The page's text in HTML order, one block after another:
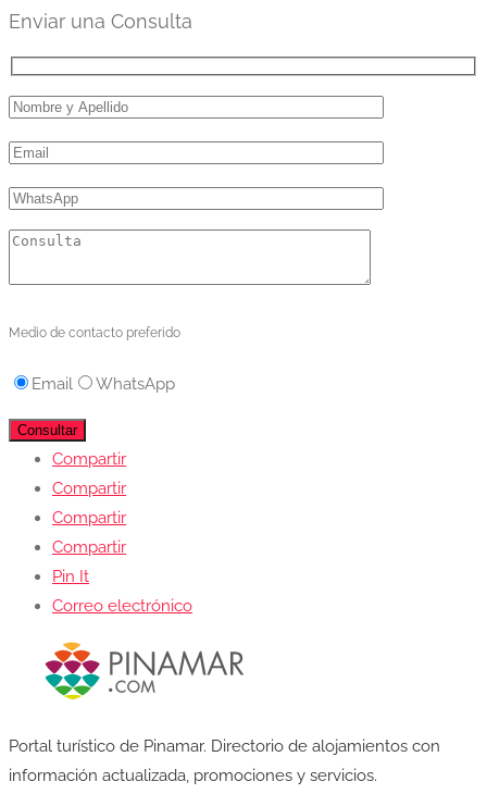
Enviar una Consulta
Medio de contacto preferido
Email WhatsApp
Compartir
Compartir
Compartir
Compartir
Pin It
Correo electrónico
Portal turístico de Pinamar. Directorio de alojamientos con
información actualizada, promociones y servicios.